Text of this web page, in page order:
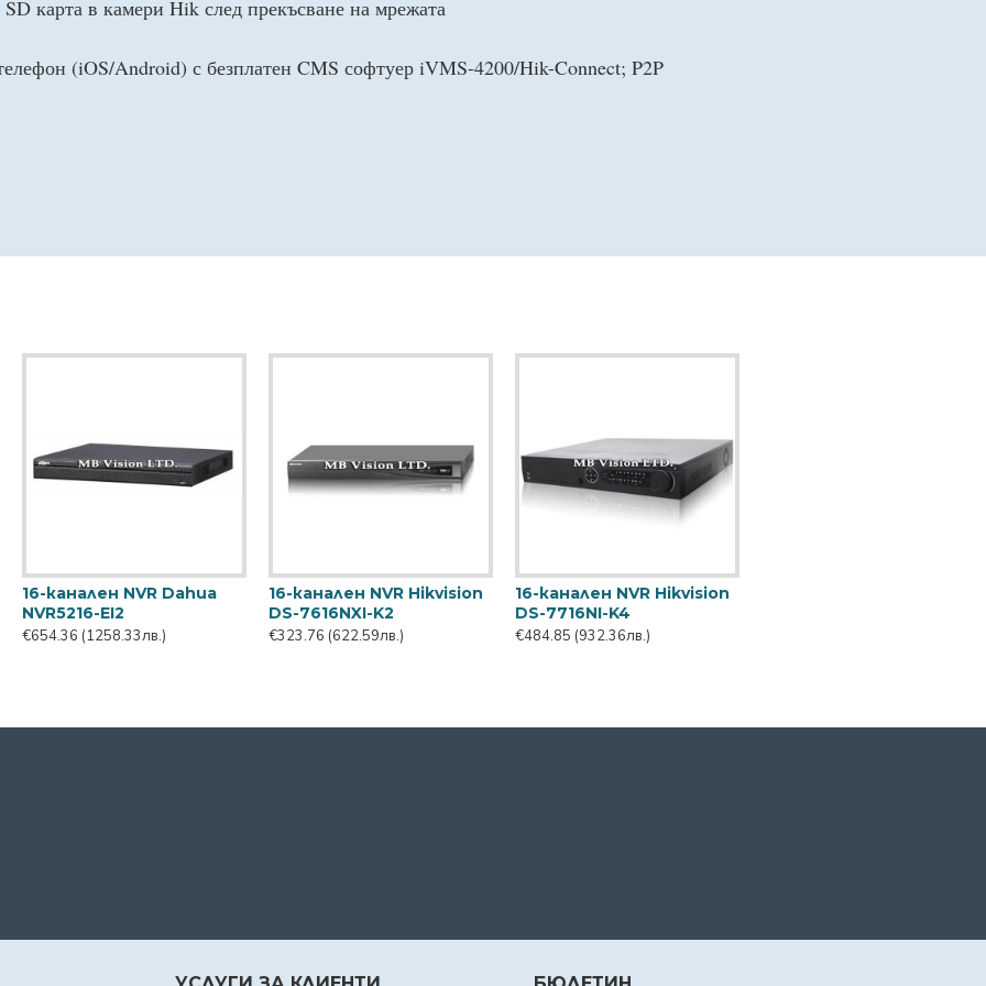
карта в камери Hik след прекъсване на мрежата
(iOS/Android) с безплатен CMS софтуер iVMS-4200/Hik-Connect; P2P
16-канален NVR Dahua
NVR5216-EI2
€654.36 (1258.33лв.)
16-канален NVR Hikvision
DS-7616NXI-K2
€323.76 (622.59лв.)
16-канален NVR Hikvision
DS-7716NI-K4
€484.85 (932.36лв.)